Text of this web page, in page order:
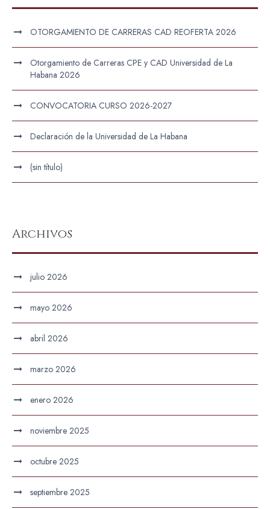
OTORGAMIENTO DE CARRERAS CAD REOFERTA 2026
Otorgamiento de Carreras CPE y CAD Universidad de La
Habana 2026
CONVOCATORIA CURSO 2026-2027
Declaración de la Universidad de La Habana
(sin título)
Archivos
julio 2026
mayo 2026
abril 2026
marzo 2026
enero 2026
noviembre 2025
octubre 2025
septiembre 2025